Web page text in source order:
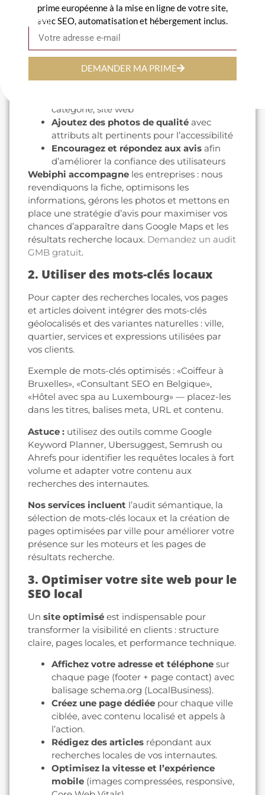
Google My Business (aussi nommé
Google Business Profile) reste un pilier du
première fiche que voient les internautes
et le moteur recherche.
Revendiquez et vérifiez votre fiche
Complétez toutes les informations:
catégorie, site web
Ajoutez des photos de qualité avec
attributs alt pertinents pour l’accessibilité
Encouragez et répondez aux avis afin
d’améliorer la confiance des utilisateurs
Webiphi accompagne les entreprises : nous
revendiquons la fiche, optimisons les
informations, gérons les photos et mettons en
place une stratégie d’avis pour maximiser vos
chances d’apparaître dans Google Maps et les
résultats recherche locaux. Demandez un audit
GMB gratuit.
2. Utiliser des mots-clés locaux
Pour capter des recherches locales, vos pages
et articles doivent intégrer des mots-clés
géolocalisés et des variantes naturelles : ville,
quartier, services et expressions utilisées par
vos clients.
Exemple de mots-clés optimisés : «Coiffeur à
Bruxelles», «Consultant SEO en Belgique»,
«Hôtel avec spa au Luxembourg» — placez-les
dans les titres, balises meta, URL et contenu.
Astuce : utilisez des outils comme Google
Keyword Planner, Ubersuggest, Semrush ou
Ahrefs pour identifier les requêtes locales à fort
volume et adapter votre contenu aux
recherches des internautes.
Nos services incluent l’audit sémantique, la
sélection de mots-clés locaux et la création de
pages optimisées par ville pour améliorer votre
présence sur les moteurs et les pages de
résultats recherche.
3. Optimiser votre site web pour le
SEO local
Un site optimisé est indispensable pour
transformer la visibilité en clients : structure
claire, pages locales, et performance technique.
Affichez votre adresse et téléphone sur
chaque page (footer + page contact) avec
balisage schema.org (LocalBusiness).
Créez une page dédiée pour chaque ville
ciblée, avec contenu localisé et appels à
l’action.
Rédigez des articles répondant aux
recherches locales de vos internautes.
Optimisez la vitesse et l’expérience
mobile (images compressées, responsive,
prime européenne à la mise en ligne de votre site,
avec SEO, automatisation et hébergement inclus.
Email
DEMANDER MA PRIME